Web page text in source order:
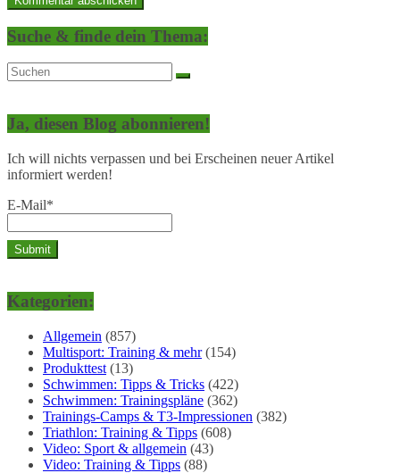
Suche & finde dein Thema:
Ja, diesen Blog abonnieren!
Ich will nichts verpassen und bei Erscheinen neuer Artikel
informiert werden!
E-Mail*
Kategorien:
Allgemein (857)
Multisport: Training & mehr(154)
Produkttest (13)
Schwimmen: Tipps & Tricks (422)
Schwimmen: Trainingspläne (362)
Trainings-Camps & T3-Impressionen (382)
Triathlon: Training & Tipps (608)
Video: Sport & allgemein (43)
Video: Training & Tipps (88)